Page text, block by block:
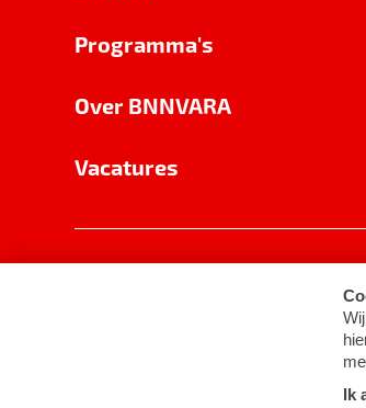
Programma's
Over BNNVARA
Vacatures
Cookie-instellingen